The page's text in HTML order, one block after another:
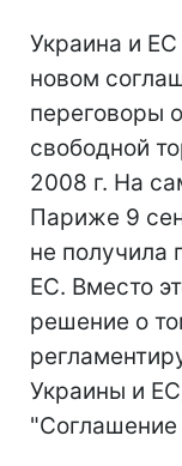
Украина и
новом
переговоры
свободной
2008 г. На
Париже 9
не получила
ЕС. Вместо
решение о
Украины и
"Соглашение